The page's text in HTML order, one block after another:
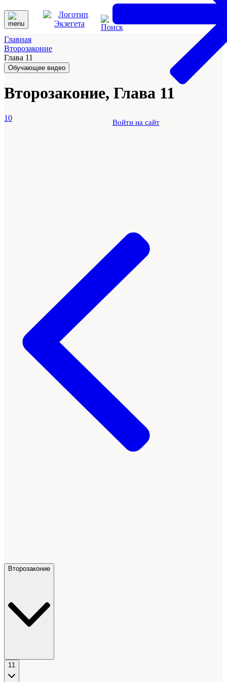
Войти на сайт
Главная
Второзаконие
Глава 11
Обучающее видео
Второзаконие, Глава 11
10
Второзаконие
11